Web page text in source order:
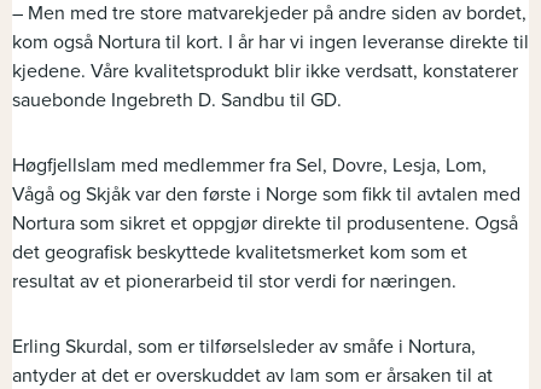
– Men med tre store matvarekjeder på andre siden av bordet,
kom også Nortura til kort. I år har vi ingen leveranse direkte til
kjedene. Våre kvalitetsprodukt blir ikke verdsatt, konstaterer
sauebonde Ingebreth D. Sandbu til GD.
Høgfjellslam med medlemmer fra Sel, Dovre, Lesja, Lom,
Vågå og Skjåk var den første i Norge som fikk til avtalen med
Nortura som sikret et oppgjør direkte til produsentene. Også
det geografisk beskyttede kvalitetsmerket kom som et
resultat av et pionerarbeid til stor verdi for næringen.
Erling Skurdal, som er tilførselsleder av småfe i Nortura,
antyder at det er overskuddet av lam som er årsaken til at